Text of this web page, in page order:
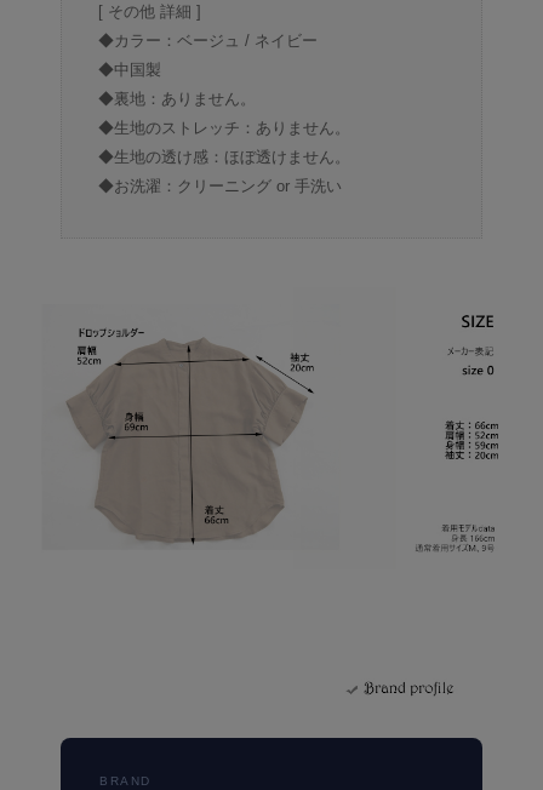
[ その他 詳細 ]
◆カラー：ベージュ / ネイビー
◆中国製
◆裏地：ありません。
◆生地のストレッチ：ありません。
◆生地の透け感：ほぼ透けません。
◆お洗濯：クリーニング or 手洗い
BRAND